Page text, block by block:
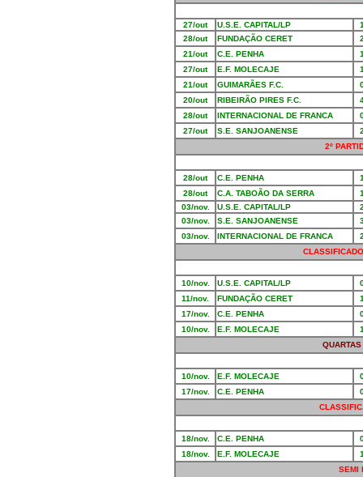
27/out U.S.E. CAPITAL/LP
28/out
FUNDAÇÃO CERET
21/out
C.E. PENHA
27/out
E.F. MOLECAJE
21/out
GUIMARÃES F.C.
20/out
RIBEIRÃO PIRES F.C.
28/out
INTERNACIONAL DE FRANCA
27/out
S.E. SANJOANENSE
2º
28/out C.E. PENHA
28/out
C.A. TABOÃO DA SERRA
03/nov.
U.S.E. CAPITAL/LP
03/nov.
S.E. SANJOANENSE
03/nov.
INTERNACIONAL DE FRANCA
10/nov. U.S.E. CAPITAL/LP
11/nov.
FUNDAÇÃO CERET
17/nov.
C.E. PENHA
10/nov.
E.F. MOLECAJE
10/nov. E.F. MOLECAJE
17/nov.
C.E. PENHA
18/nov. C.E. PENHA
18/nov.
E.F. MOLECAJE
SEMI